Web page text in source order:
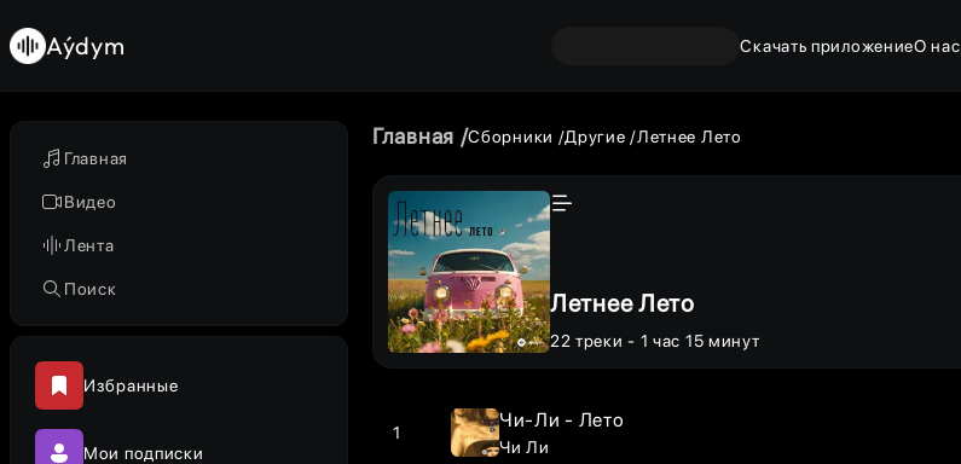
Главная
Видео
Лента
Поиск
Избранные
Мои подписки
Aýdym Скачать приложениеО нас
Главная Сборники Другие Летнее Лето
Летнее Лето
22 треки - 1 час 15 минут
1
Чи-Ли - Лето
Чи Ли